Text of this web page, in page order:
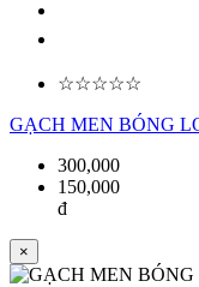
☆☆☆☆☆
GẠCH MEN BÓNG
300,000
150,000
đ
×